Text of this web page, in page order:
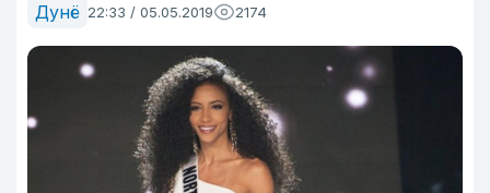
Дунё 22:33 / 05.05.2019 2174